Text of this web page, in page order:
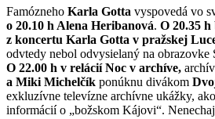
Famózneho Karla Gotta vyspovedá vo
o 20.10 h Alena Heribanová. O 20.35 h
z koncertu Karla Gotta v pražskej
odvtedy nebol odvysielaný na obrazovke
O 22.00 h v relácií Noc v archíve,
a Miki Michelčík ponúknu divákom
exkluzívne televízne archívne ukážky,
informácií o „božskom Kájovi“.